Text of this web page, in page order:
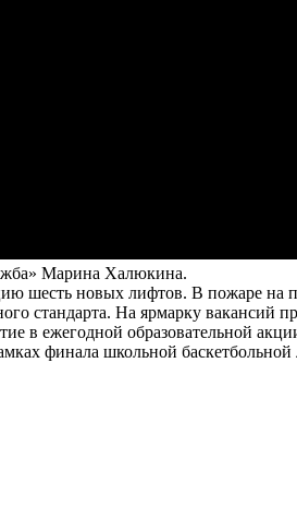
Марина Халюкина.
шесть новых лифтов. В пожаре
стандарта. На ярмарку вакансий
в ежегодной образовательной
финала школьной